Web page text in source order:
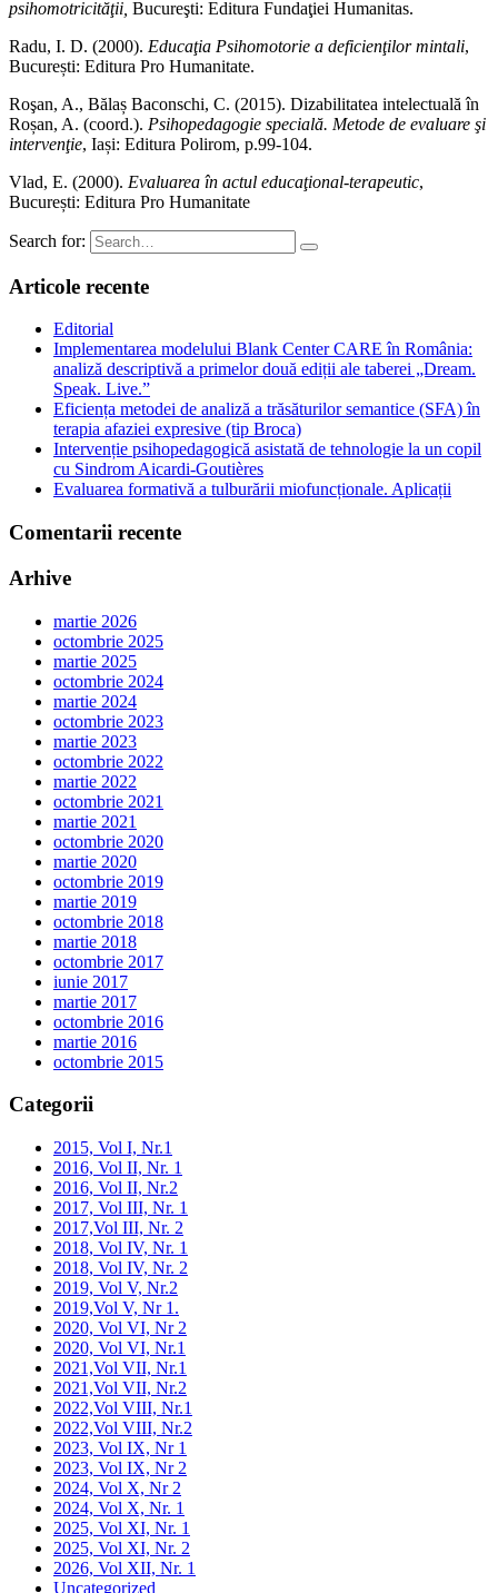
psihomotricităţii, Bucureşti: Editura Fundaţiei Humanitas.
Radu, I. D. (2000). Educaţia Psihomotorie a deficienţilor mintali,
București: Editura Pro Humanitate.
Roşan, A., Bălaș Baconschi, C. (2015). Dizabilitatea intelectuală în
Roșan, A. (coord.). Psihopedagogie specială. Metode de evaluare şi
intervenţie, Iași: Editura Polirom, p.99-104.
Vlad, E. (2000). Evaluarea în actul educaţional-terapeutic,
București: Editura Pro Humanitate
Search for:
Articole recente
Editorial
Implementarea modelului Blank Center CARE în România:
analiză descriptivă a primelor două ediții ale taberei „Dream.
Speak. Live.”
Eficiența metodei de analiză a trăsăturilor semantice (SFA) în
terapia afaziei expresive (tip Broca)
Intervenție psihopedagogică asistată de tehnologie la un copil
cu Sindrom Aicardi-Goutières
Evaluarea formativă a tulburării miofuncționale. Aplicații
Comentarii recente
Arhive
martie 2026
octombrie 2025
martie 2025
octombrie 2024
martie 2024
octombrie 2023
martie 2023
octombrie 2022
martie 2022
octombrie 2021
martie 2021
octombrie 2020
martie 2020
octombrie 2019
martie 2019
octombrie 2018
martie 2018
octombrie 2017
iunie 2017
martie 2017
octombrie 2016
martie 2016
octombrie 2015
Categorii
2015, Vol I, Nr.1
2016, Vol II, Nr. 1
2016, Vol II, Nr.2
2017, Vol III, Nr. 1
2017,Vol III, Nr. 2
2018, Vol IV, Nr. 1
2018, Vol IV, Nr. 2
2019, Vol V, Nr.2
2019,Vol V, Nr 1.
2020, Vol VI, Nr 2
2020, Vol VI, Nr.1
2021,Vol VII, Nr.1
2021,Vol VII, Nr.2
2022,Vol VIII, Nr.1
2022,Vol VIII, Nr.2
2023, Vol IX, Nr 1
2023, Vol IX, Nr 2
2024, Vol X, Nr 2
2024, Vol X, Nr. 1
2025, Vol XI, Nr. 1
2025, Vol XI, Nr. 2
2026, Vol XII, Nr. 1
Uncategorized